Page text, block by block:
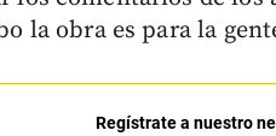
la obra es para la
Regístrate a nuestro